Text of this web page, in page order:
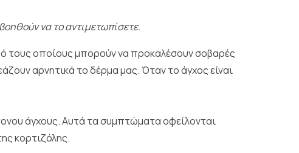
να το αντιμετωπίσετε.
τους οποίους μπορούν να προκαλέσουν σοβαρές
αρνητικά το δέρμα μας. Όταν το άγχος είναι
άγχους. Αυτά τα συμπτώματα οφείλονται
κορτιζόλης.